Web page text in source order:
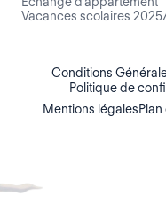
Vacances scolaires
Conditions
Politique de
Mentions légales